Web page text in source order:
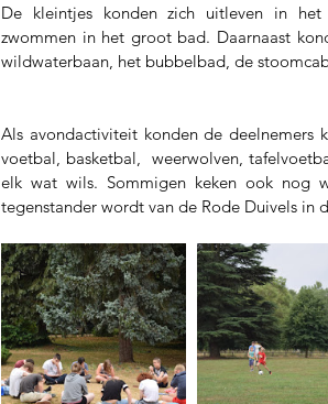
De kleintjes konden zich uitleven in
zwommen in het groot bad. Daarnaast
wildwaterbaan, het bubbelbad, de
Als avondactiviteit konden de deelnemers
voetbal, basketbal,  weerwolven,
elk wat wils. Sommigen keken ook nog
tegenstander wordt van de Rode Duivels in